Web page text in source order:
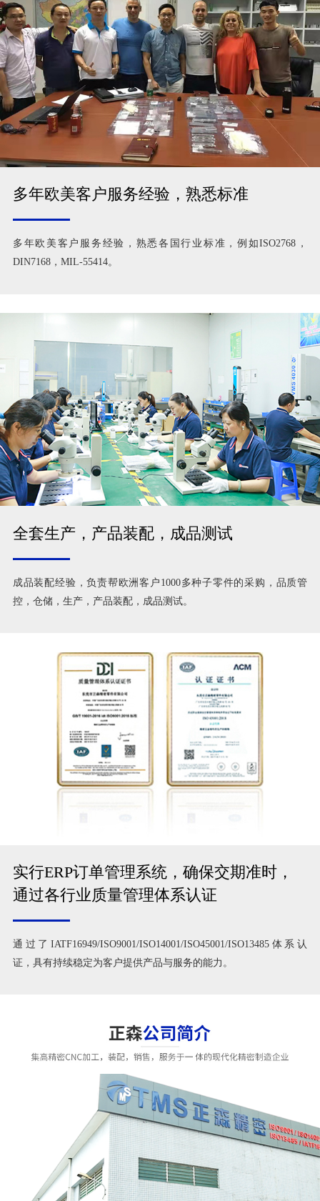
多年欧美客户服务经验，熟悉标准
多年欧美客户服务经验，熟悉各国行业标准，例如ISO2768，
DIN7168，MIL-55414。
全套生产，产品装配，成品测试
成品装配经验，负责帮欧洲客户1000多种子零件的采购，品质管
控，仓储，生产，产品装配，成品测试。
实行ERP订单管理系统，确保交期准时，
通过各行业质量管理体系认证
通过了IATF16949/ISO9001/ISO14001/ISO45001/ISO13485体系认
证，具有持续稳定为客户提供产品与服务的能力。